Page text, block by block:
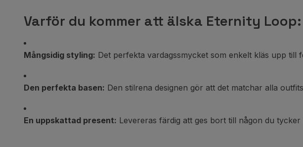
Varför du kommer att älska Eternity Loop:
Mångsidig styling: Det perfekta vardagssmycket som enkelt kläs upp till
Den perfekta basen: Den stilrena designen gör att det matchar alla
En uppskattad present: Levereras färdig att ges bort till någon du